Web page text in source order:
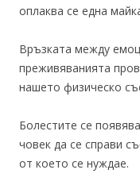
оплаква се една
Връзката между
преживяванията
нашето физическо
Болестите се
човек да се справи
от което се нуждае.